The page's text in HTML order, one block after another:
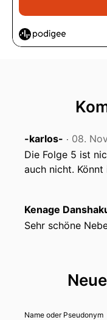
-karlos- ‧ 08.
Die Folge 5 ist
auch nicht.
Kenage
Sehr schöne
Name oder Pseudonym